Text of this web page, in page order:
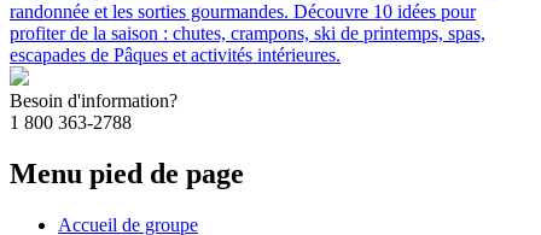
randonnée et les sorties gourmandes. Découvre 10 idées pour
profiter de la saison : chutes, crampons, ski de printemps, spas,
escapades de Pâques et activités intérieures.
Besoin d'information?
1 800 363-2788
Menu pied de page
Accueil de groupe